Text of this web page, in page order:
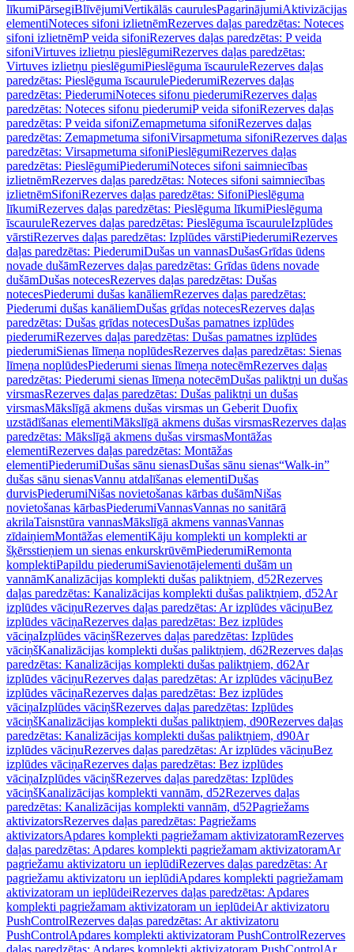
līkumiPārsegiBlīvējumiVertikālās caurulesPagarinājumiAktivizācijas
elementiNoteces sifoni izlietnēmRezerves daļas paredzētas: Noteces
sifoni izlietnēmP veida sifoniRezerves daļas paredzētas: P veida
sifoniVirtuves izlietņu pieslēgumiRezerves daļas paredzētas:
Virtuves izlietņu pieslēgumiPieslēguma īscauruleRezerves daļas
paredzētas: Pieslēguma īscaurulePiederumiRezerves daļas
paredzētas: PiederumiNoteces sifonu piederumiRezerves daļas
paredzētas: Noteces sifonu piederumiP veida sifoniRezerves daļas
paredzētas: P veida sifoniZemapmetuma sifoniRezerves daļas
paredzētas: Zemapmetuma sifoniVirsapmetuma sifoniRezerves daļas
paredzētas: Virsapmetuma sifoniPieslēgumiRezerves daļas
paredzētas: PieslēgumiPiederumiNoteces sifoni saimniecības
izlietnēmRezerves daļas paredzētas: Noteces sifoni saimniecības
izlietnēmSifoniRezerves daļas paredzētas: SifoniPieslēguma
līkumiRezerves daļas paredzētas: Pieslēguma līkumiPieslēguma
īscauruleRezerves daļas paredzētas: Pieslēguma īscauruleIzplūdes
vārstiRezerves daļas paredzētas: Izplūdes vārstiPiederumiRezerves
daļas paredzētas: PiederumiDušas un vannasDušasGrīdas ūdens
novade dušāmRezerves daļas paredzētas: Grīdas ūdens novade
dušāmDušas notecesRezerves daļas paredzētas: Dušas
notecesPiederumi dušas kanāliemRezerves daļas paredzētas:
Piederumi dušas kanāliemDušas grīdas notecesRezerves daļas
paredzētas: Dušas grīdas notecesDušas pamatnes izplūdes
piederumiRezerves daļas paredzētas: Dušas pamatnes izplūdes
piederumiSienas līmeņa noplūdesRezerves daļas paredzētas: Sienas
līmeņa noplūdesPiederumi sienas līmeņa notecēmRezerves daļas
paredzētas: Piederumi sienas līmeņa notecēmDušas paliktņi un dušas
virsmasRezerves daļas paredzētas: Dušas paliktņi un dušas
virsmasMākslīgā akmens dušas virsmas un Geberit Duofix
uzstādīšanas elementiMākslīgā akmens dušas virsmasRezerves daļas
paredzētas: Mākslīgā akmens dušas virsmasMontāžas
elementiRezerves daļas paredzētas: Montāžas
elementiPiederumiDušas sānu sienasDušas sānu sienas“Walk-in”
dušas sānu sienasVannu atdalīšanas elementiDušas
durvisPiederumiNišas novietošanas kārbas dušāmNišas
novietošanas kārbasPiederumiVannasVannas no sanitārā
akrilaTaisnstūra vannasMākslīgā akmens vannasVannas
zīdaiņiemMontāžas elementiKāju komplekti un komplekti ar
šķērsstieņiem un sienas enkurskrūvēmPiederumiRemonta
komplektiPapildu piederumiSavienotājelementi dušām un
vannāmKanalizācijas komplekti dušas paliktņiem, d52Rezerves
daļas paredzētas: Kanalizācijas komplekti dušas paliktņiem, d52Ar
izplūdes vāciņuRezerves daļas paredzētas: Ar izplūdes vāciņuBez
izplūdes vāciņaRezerves daļas paredzētas: Bez izplūdes
vāciņaIzplūdes vāciņšRezerves daļas paredzētas: Izplūdes
vāciņšKanalizācijas komplekti dušas paliktņiem, d62Rezerves daļas
paredzētas: Kanalizācijas komplekti dušas paliktņiem, d62Ar
izplūdes vāciņuRezerves daļas paredzētas: Ar izplūdes vāciņuBez
izplūdes vāciņaRezerves daļas paredzētas: Bez izplūdes
vāciņaIzplūdes vāciņšRezerves daļas paredzētas: Izplūdes
vāciņšKanalizācijas komplekti dušas paliktņiem, d90Rezerves daļas
paredzētas: Kanalizācijas komplekti dušas paliktņiem, d90Ar
izplūdes vāciņuRezerves daļas paredzētas: Ar izplūdes vāciņuBez
izplūdes vāciņaRezerves daļas paredzētas: Bez izplūdes
vāciņaIzplūdes vāciņšRezerves daļas paredzētas: Izplūdes
vāciņšKanalizācijas komplekti vannām, d52Rezerves daļas
paredzētas: Kanalizācijas komplekti vannām, d52Pagriežams
aktivizatorsRezerves daļas paredzētas: Pagriežams
aktivizatorsApdares komplekti pagriežamam aktivizatoramRezerves
daļas paredzētas: Apdares komplekti pagriežamam aktivizatoramAr
pagriežamu aktivizatoru un ieplūdiRezerves daļas paredzētas: Ar
pagriežamu aktivizatoru un ieplūdiApdares komplekti pagriežamam
aktivizatoram un ieplūdeiRezerves daļas paredzētas: Apdares
komplekti pagriežamam aktivizatoram un ieplūdeiAr aktivizatoru
PushControlRezerves daļas paredzētas: Ar aktivizatoru
PushControlApdares komplekti aktivizatoram PushControlRezerves
daļas paredzētas: Apdares komplekti aktivizatoram PushControlAr